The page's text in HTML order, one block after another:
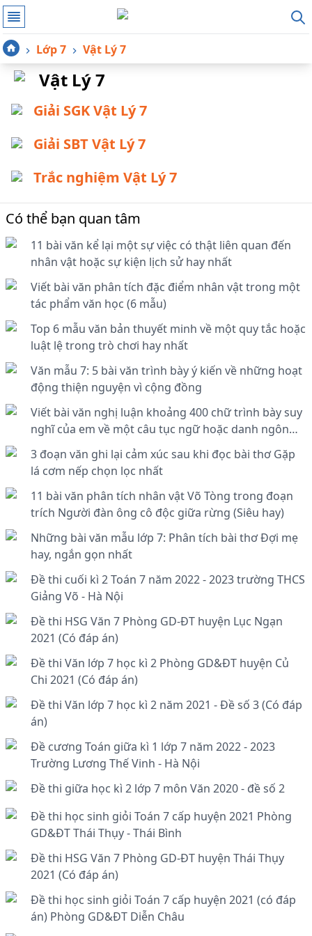
Lớp 7 Vật Lý 7
Vật Lý 7
Giải SGK Vật Lý 7
Giải SBT Vật Lý 7
Trắc nghiệm Vật Lý 7
Có thể bạn quan tâm
11 bài văn kể lại một sự việc có thật liên quan đến
nhân vật hoặc sự kiện lịch sử hay nhất
Viết bài văn phân tích đặc điểm nhân vật trong một
tác phẩm văn học (6 mẫu)
Top 6 mẫu văn bản thuyết minh về một quy tắc hoặc
luật lệ trong trò chơi hay nhất
Văn mẫu 7: 5 bài văn trình bày ý kiến về những hoạt
động thiện nguyện vì cộng đồng
Viết bài văn nghị luận khoảng 400 chữ trình bày suy
nghĩ của em về một câu tục ngữ hoặc danh ngôn
bàn về một vấn đề trong đời sống
3 đoạn văn ghi lại cảm xúc sau khi đọc bài thơ Gặp
lá cơm nếp chọn lọc nhất
11 bài văn phân tích nhân vật Võ Tòng trong đoạn
trích Người đàn ông cô độc giữa rừng (Siêu hay)
Những bài văn mẫu lớp 7: Phân tích bài thơ Đợi mẹ
hay, ngắn gọn nhất
Đề thi cuối kì 2 Toán 7 năm 2022 - 2023 trường THCS
Giảng Võ - Hà Nội
Đề thi HSG Văn 7 Phòng GD-ĐT huyện Lục Ngạn
2021 (Có đáp án)
Đề thi Văn lớp 7 học kì 2 Phòng GD&ĐT huyện Củ
Chi 2021 (Có đáp án)
Đề thi Văn lớp 7 học kì 2 năm 2021 - Đề số 3 (Có đáp
án)
Đề cương Toán giữa kì 1 lớp 7 năm 2022 - 2023
Trường Lương Thế Vinh - Hà Nội
Đề thi giữa học kì 2 lớp 7 môn Văn 2020 - đề số 2
Đề thi học sinh giỏi Toán 7 cấp huyện 2021 Phòng
GD&ĐT Thái Thụy - Thái Bình
Đề thi HSG Văn 7 Phòng GD-ĐT huyện Thái Thụy
2021 (Có đáp án)
Đề thi học sinh giỏi Toán 7 cấp huyện 2021 (có đáp
án) Phòng GD&ĐT Diễn Châu